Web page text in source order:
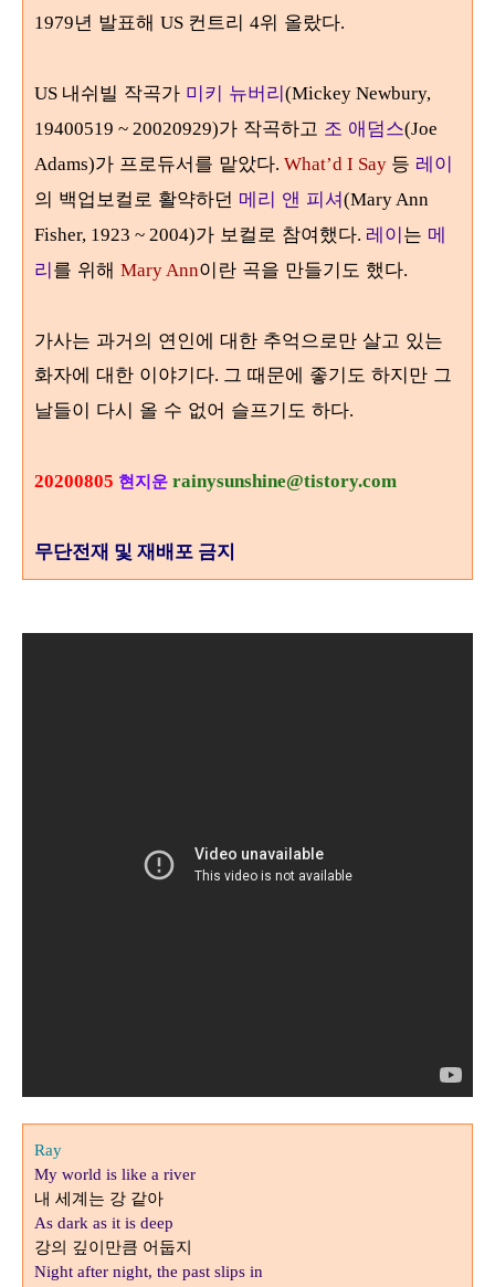
1979년 발표해 US 컨트리 4위 올랐다.
US 내쉬빌 작곡가 미키 뉴버리(Mickey Newbury,
19400519 ~ 20020929)가 작곡하고 조 애덤스(Joe
Adams)가 프로듀서를 맡았다. What’d I Say 등 레이
의 백업보컬로 활약하던 메리 앤 피셔(Mary Ann
Fisher, 1923 ~ 2004)가 보컬로 참여했다. 레이는 메
리를 위해 Mary Ann이란 곡을 만들기도 했다.
가사는 과거의 연인에 대한 추억으로만 살고 있는
화자에 대한 이야기다. 그 때문에 좋기도 하지만 그
날들이 다시 올 수 없어 슬프기도 하다.
20200805 현지운 rainysunshine@tistory.com
무단전재 및 재배포 금지
Ray
My world is like a river
내 세계는 강 같아
As dark as it is deep
강의 깊이만큼 어둡지
Night after night, the past slips in